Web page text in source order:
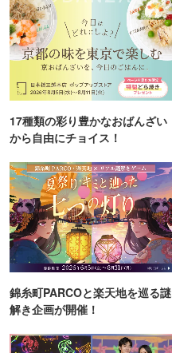
17種類の彩り豊かなおばんざい
から自由にチョイス！
錦糸町PARCOと楽天地を巡る謎
解き企画が開催！